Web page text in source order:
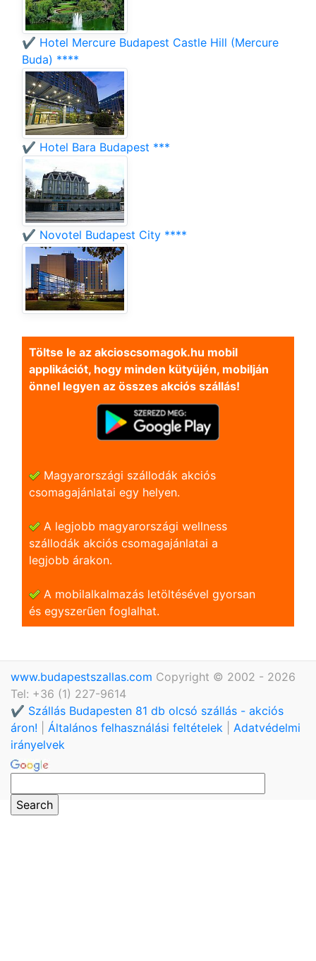
✔️ Hotel Mercure Budapest Castle Hill (Mercure
Buda) ****
✔️ Hotel Bara Budapest ***
✔️ Novotel Budapest City ****
Töltse le az akcioscsomagok.hu mobil
applikációt, hogy minden kütyüjén, mobilján
önnel legyen az összes akciós szállás!
Magyarországi szállodák akciós
csomagajánlatai egy helyen.
A legjobb magyarországi wellness
szállodák akciós csomagajánlatai a
legjobb árakon.
A mobilalkalmazás letöltésével gyorsan
és egyszerũen foglalhat.
www.budapestszallas.com Copyright © 2002 - 2026
Tel: +36 (1) 227-9614
✔️ Szállás Budapesten 81 db olcsó szállás - akciós
áron!
Általános felhasználási feltételek
Adatvédelmi
irányelvek